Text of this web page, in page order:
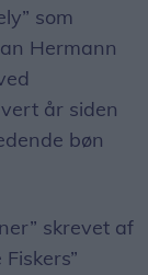
som
Hermann
år siden
bøn
skrevet af